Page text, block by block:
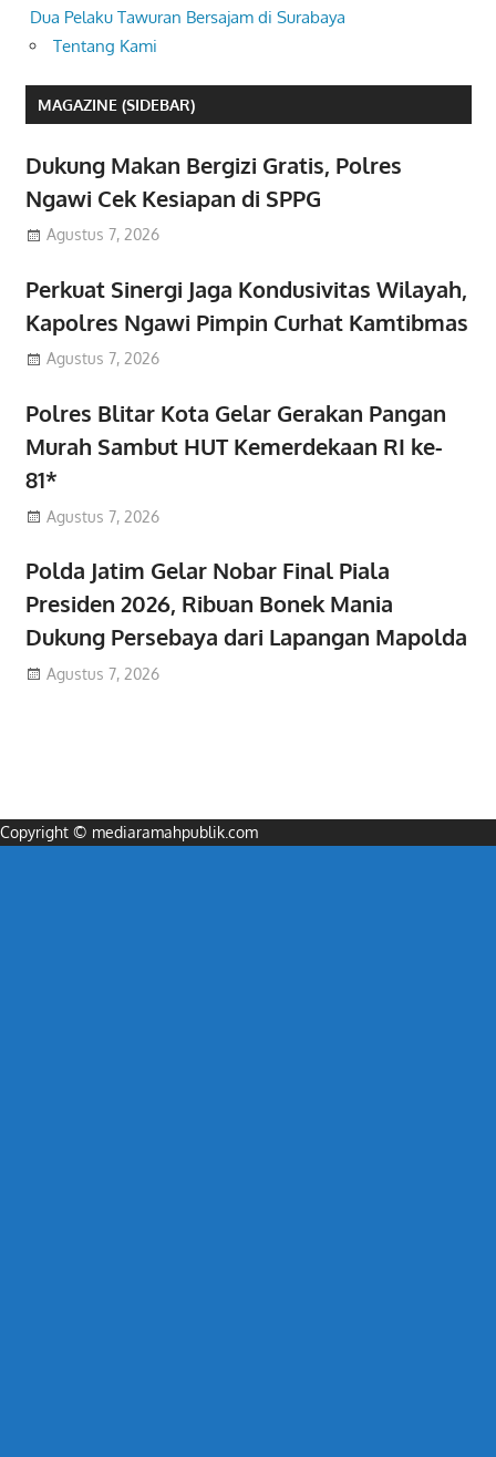
Dua Pelaku Tawuran Bersajam di Surabaya
Tentang Kami
MAGAZINE (SIDEBAR)
Dukung Makan Bergizi Gratis, Polres
Ngawi Cek Kesiapan di SPPG
Agustus 7, 2026
Perkuat Sinergi Jaga Kondusivitas Wilayah,
Kapolres Ngawi Pimpin Curhat Kamtibmas
Agustus 7, 2026
Polres Blitar Kota Gelar Gerakan Pangan
Murah Sambut HUT Kemerdekaan RI ke-
81*
Agustus 7, 2026
Polda Jatim Gelar Nobar Final Piala
Presiden 2026, Ribuan Bonek Mania
Dukung Persebaya dari Lapangan Mapolda
Agustus 7, 2026
Copyright © mediaramahpublik.com